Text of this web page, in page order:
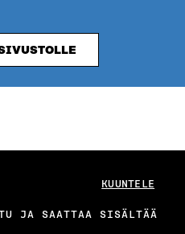
KUUNTELE
JA SAATTAA SISÄLTÄÄ